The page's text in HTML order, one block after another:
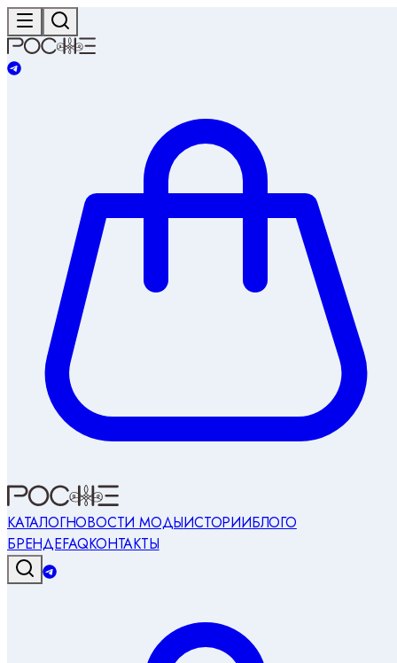
КАТАЛОГНОВОСТИ МОДЫИСТОРИИБЛОГО
БРЕНДЕFAQКОНТАКТЫ